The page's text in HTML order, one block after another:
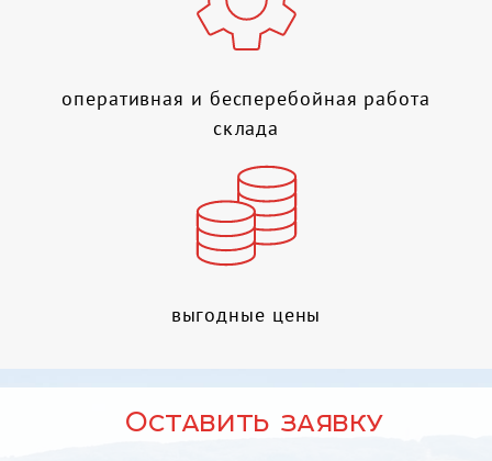
оперативная и бесперебойная работа
склада
выгодные цены
Оставить заявку